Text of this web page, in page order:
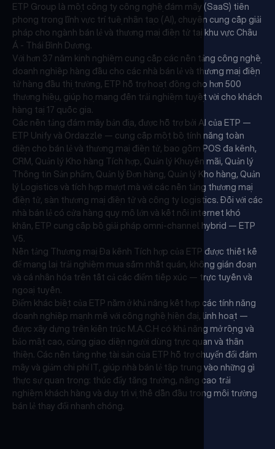
ETP Group là một công ty công nghệ đám mây (SaaS) tiên
phong trong lĩnh vực trí tuệ nhân tạo (AI), chuyên cung cấp giải
pháp cho ngành bán lẻ và thương mại điện tử tại khu vực Châu
Á - Thái Bình Dương.
Với hơn 37 năm kinh nghiệm cung cấp các nền tảng công nghệ
doanh nghiệp hàng đầu cho các nhà bán lẻ và thương mại điện
tử hàng đầu thị trường, ETP hỗ trợ hoạt động cho hơn 500
thương hiệu, giúp họ mang đến trải nghiệm tuyệt vời cho khách
hàng tại 17 quốc gia.
Các nền tảng đám mây bản địa, được hỗ trợ bởi AI của ETP —
ETP Unify và Ordazzle — cung cấp một bộ tính năng toàn
diện cho bán lẻ và thương mại điện tử, bao gồm POS đa kênh,
CRM, Quản lý Kho hàng Tích hợp, Quản lý Khuyến mãi, Quản lý
Thông tin Sản phẩm, Quản lý Đơn hàng, Quản lý Kho hàng, Quản
lý Logistics và tích hợp mượt mà với các nền tảng thương mại
điện tử, sàn thương mại điện tử và công ty logistics. Đối với các
nhà bán lẻ có cửa hàng quy mô lớn và kết nối internet khó
khăn, ETP cung cấp bộ giải pháp omni-channel hybrid — ETP
V5.
Nền tảng Thương mại Đa kênh Tích hợp của ETP được thiết kế
để mang lại trải nghiệm mua sắm nhất quán, không gián đoạn
và cá nhân hóa trên tất cả các điểm tiếp xúc — trực tuyến và
ngoại tuyến.
Điểm khác biệt của ETP nằm ở khả năng kết hợp các tính năng
doanh nghiệp mạnh mẽ với công nghệ hiện đại, linh hoạt —
được xây dựng trên kiến trúc M.A.C.H có khả năng mở rộng và
bảo mật cao, cùng giao diện người dùng trực quan và thân
thiện. Các nền tảng nhẹ tài sản của ETP hỗ trợ chuyển đổi đám
mây và giảm chi phí IT, giúp nhà bán lẻ tập trung vào những gì
thực sự quan trọng: thúc đẩy tăng trưởng, nâng cao trải
nghiệm khách hàng và duy trì vị thế dẫn đầu trong môi trường
bán lẻ thay đổi nhanh chóng.